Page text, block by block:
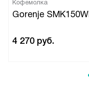
сказать не могу.
Кофемолка
Gorenje SMK150WI
4 270 руб.